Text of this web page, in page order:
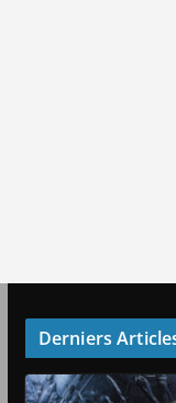
Derniers